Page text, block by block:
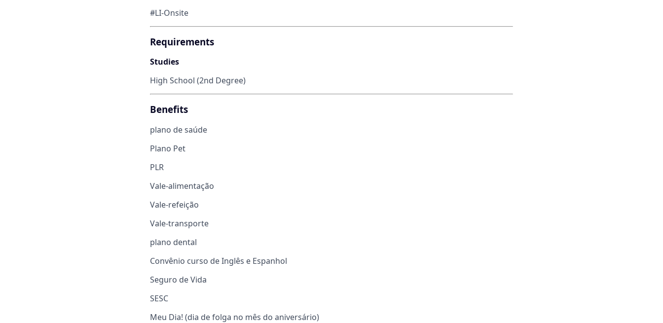
#LI-Onsite
Requirements
Studies
High School (2nd Degree)
Benefits
plano de saúde
Plano Pet
PLR
Vale-alimentação
Vale-refeição
Vale-transporte
plano dental
Convênio curso de Inglês e Espanhol
Seguro de Vida
SESC
Meu Dia! (dia de folga no mês do aniversário)